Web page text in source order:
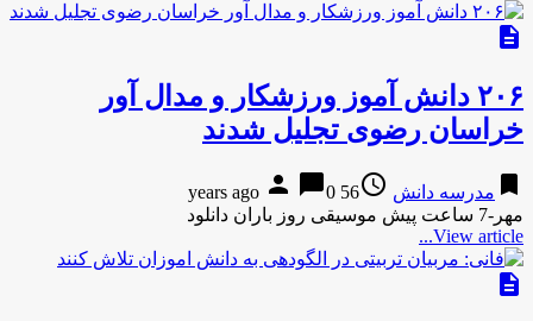
description
۲۰۶ دانش آموز ورزشکار و مدال آور
خراسان رضوی تجلیل شدند
bookmark مدرسه دانش access_time
56 years ago
person chat_bubble0
مهر-7 ساعت پیش موسیقی روز باران دانلود
View article...
description